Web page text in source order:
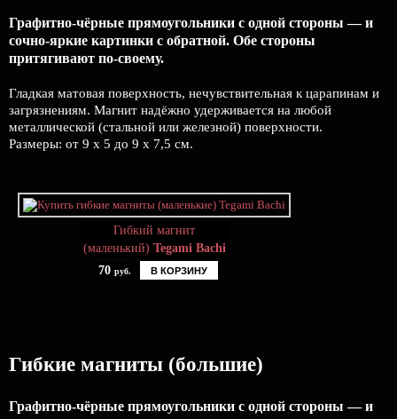
Графитно-чёрные прямоугольники с одной стороны — и
сочно-яркие картинки с обратной. Обе стороны
притягивают по-своему.
Гладкая матовая поверхность, нечувствительная к царапинам и
загрязнениям. Магнит надёжно удерживается на любой
металлической (стальной или железной) поверхности.
Размеры: от 9 х 5 до 9 х 7,5 см.
Гибкий магнит
(маленький) Tegami Bachi
70 руб. В КОРЗИНУ
Гибкие магниты (большие)
Графитно-чёрные прямоугольники с одной стороны — и